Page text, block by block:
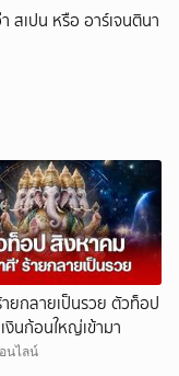
สเปน หรือ อาร์เจนตินา
ายกลายเป็นรวย ตัวท็อป
งินก้อนใหญ่เข้ามา
นไลน์